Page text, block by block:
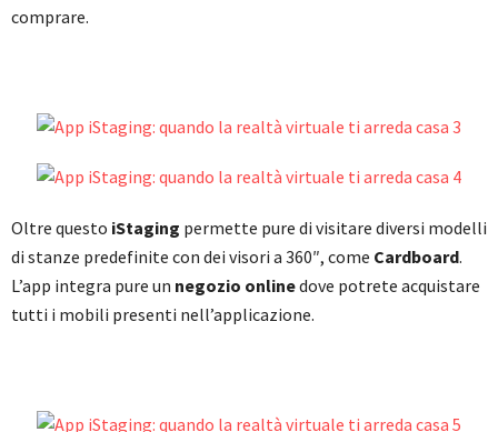
comprare.
Oltre questo iStaging permette pure di visitare diversi modelli
di stanze predefinite con dei visori a 360″, come Cardboard.
L’app integra pure un negozio onlinedove potrete acquistare
tutti i mobili presenti nell’applicazione.